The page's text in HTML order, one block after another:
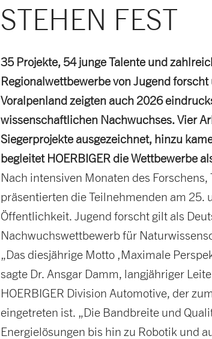
STEHEN FEST
35 Projekte, 54 junge Talente und
Regionalwettbewerbe von Jugend
Voralpenland zeigten auch 2026
wissenschaftlichen Nachwuchses. Vier
Siegerprojekte ausgezeichnet, hinzu
begleitet HOERBIGER die Wettbewerbe
Nach intensiven Monaten des
präsentierten die Teilnehmenden am 25.
Öffentlichkeit. Jugend forscht gilt als
Nachwuchswettbewerb für
„Das diesjährige Motto ‚Maximale
sagte Dr. Ansgar Damm, langjähriger
HOERBIGER Division Automotive, der
eingetreten ist. „Die Bandbreite und
Energielösungen bis hin zu Robotik und